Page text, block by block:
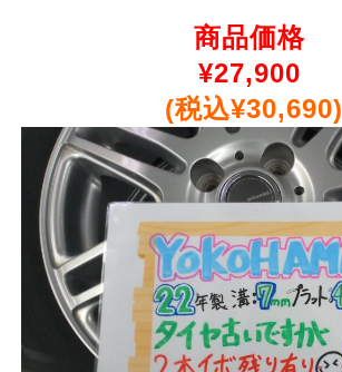
商品価格
¥27,900
(税込¥30,690)